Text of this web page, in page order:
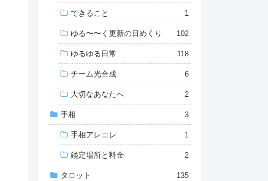
できること 1
ゆる〜〜く更新の日めくり 102
ゆるゆる日常 118
チーム光合成 6
大切なあなたへ 2
手相 3
手相アレコレ 1
鑑定場所と料金 2
タロット 135